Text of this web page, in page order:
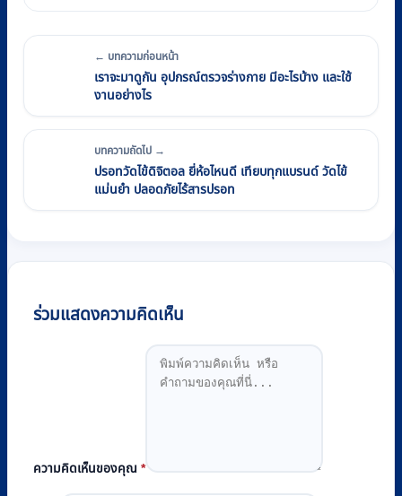
← บทความก่อนหน้า
เราจะมาดูกัน อุปกรณ์ตรวจร่างกาย มีอะไรบ้าง และใช้
งานอย่างไร
บทความถัดไป →
ปรอทวัดไข้ดิจิตอล ยี่ห้อไหนดี เทียบทุกแบรนด์ วัดไข้
แม่นยำ ปลอดภัยไร้สารปรอท
ร่วมแสดงความคิดเห็น
ความคิดเห็นของคุณ *